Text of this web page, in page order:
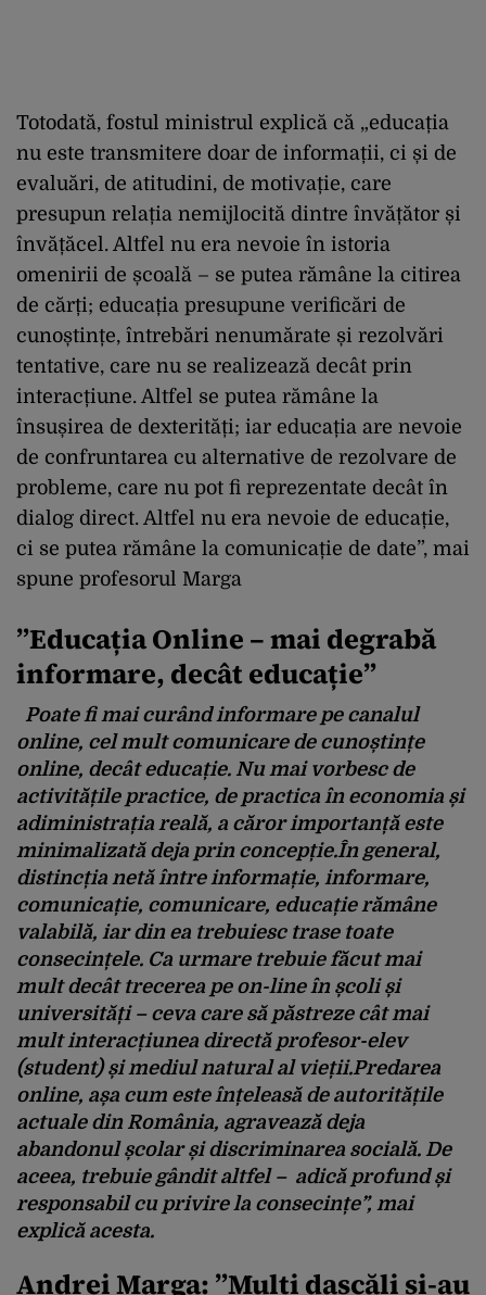
Totodată, fostul ministrul explică că „educația
nu este transmitere doar de informații, ci și de
evaluări, de atitudini, de motivație, care
presupun relația nemijlocită dintre învățător și
învățăcel. Altfel nu era nevoie în istoria
omenirii de școală – se putea rămâne la citirea
de cărți; educația presupune verificări de
cunoștințe, întrebări nenumărate și rezolvări
tentative, care nu se realizează decât prin
interacțiune. Altfel se putea rămâne la
însușirea de dexterități; iar educația are nevoie
de confruntarea cu alternative de rezolvare de
probleme, care nu pot fi reprezentate decât în
dialog direct. Altfel nu era nevoie de educație,
ci se putea rămâne la comunicație de date”, mai
spune profesorul Marga
”Educația Online – mai degrabă
informare, decât educație”
Poate fi mai curând informare pe canalul
online, cel mult comunicare de cunoștințe
online, decât educație. Nu mai vorbesc de
activitățile practice, de practica în economia și
adiministrația reală, a căror importanță este
minimalizată deja prin concepție.În general,
distincția netă între informație, informare,
comunicație, comunicare, educație rămâne
valabilă, iar din ea trebuiesc trase toate
consecințele. Ca urmare trebuie făcut mai
mult decât trecerea pe on-line în școli și
universități – ceva care să păstreze cât mai
mult interacțiunea directă profesor-elev
(student) și mediul natural al vieții.Predarea
online, așa cum este înțeleasă de autoritățile
actuale din România, agravează deja
abandonul școlar și discriminarea socială. De
aceea, trebuie gândit altfel – adică profund și
responsabil cu privire la consecințe”, mai
explică acesta.
Andrei Marga: ”Mulți dascăli și-au